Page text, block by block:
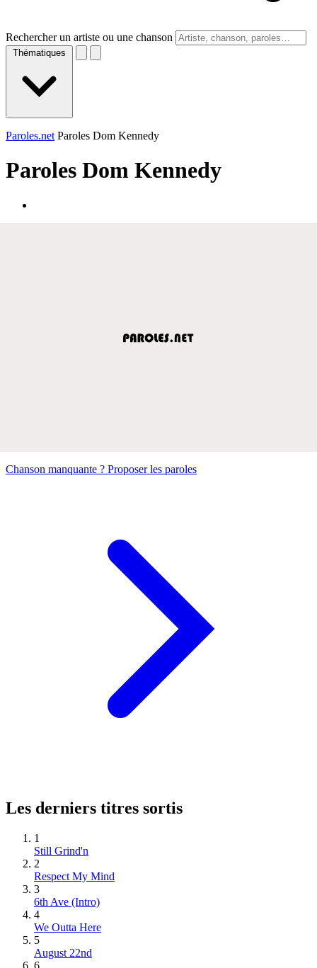
Rechercher un artiste ou une chanson
Thématiques
Paroles.net Paroles Dom Kennedy
Paroles Dom Kennedy
Chanson manquante ? Proposer les paroles
Les derniers titres sortis
1
Still Grind'n
2
Respect My Mind
3
6th Ave (Intro)
4
We Outta Here
5
August 22nd
6